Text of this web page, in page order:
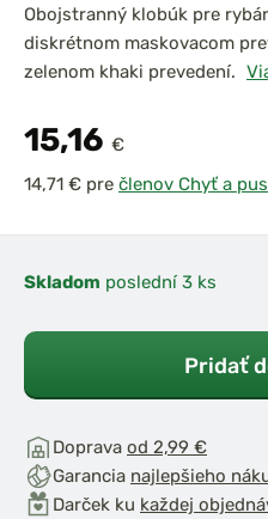
Obojstranný klobúk pre
diskrétnom maskovacom
zelenom khaki prevedení.
15,16 €
pre členov Chyť a
Skladom poslední 3 ks
Pridať
Doprava od 2,99 €
Garancia najlepšieho
Darček ku každej